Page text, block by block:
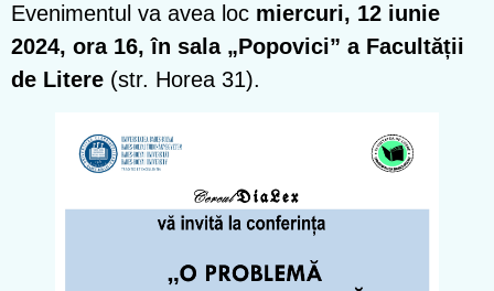
Evenimentul va avea loc miercuri, 12 iunie
2024, ora 16,în sala „Popovici” a Facultății
de Litere (str. Horea 31).